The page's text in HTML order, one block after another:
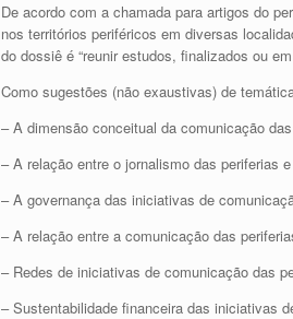
De acordo com a chamada para artigos do
nos territórios periféricos em diversas
do dossiê é “reunir estudos, finalizados ou
Como sugestões (não exaustivas) de
– A dimensão conceitual da comunicação
– A relação entre o jornalismo das periferias
– A governança das iniciativas de
– A relação entre a comunicação das
– Redes de iniciativas de comunicação das
– Sustentabilidade financeira das iniciativas